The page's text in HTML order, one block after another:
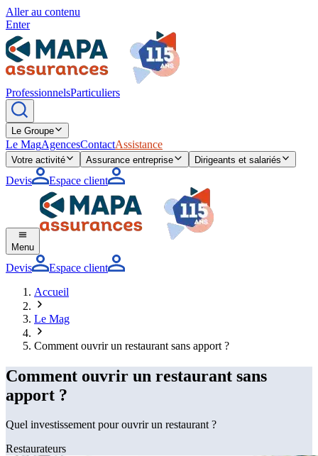
Aller au contenu
Enter
ProfessionnelsParticuliers
Le Groupe
Le MagAgencesContactAssistance
Votre activité Assurance entreprise Dirigeants et salariés
Devis Espace client
Menu
Devis
Espace client
Accueil
Le Mag
Comment ouvrir un restaurant sans apport ?
Comment ouvrir un restaurant sans
apport ?
Quel investissement pour ouvrir un restaurant ?
Restaurateurs